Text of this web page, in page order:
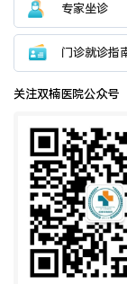
专家坐诊
门诊就诊指
关注双楠医院公众号